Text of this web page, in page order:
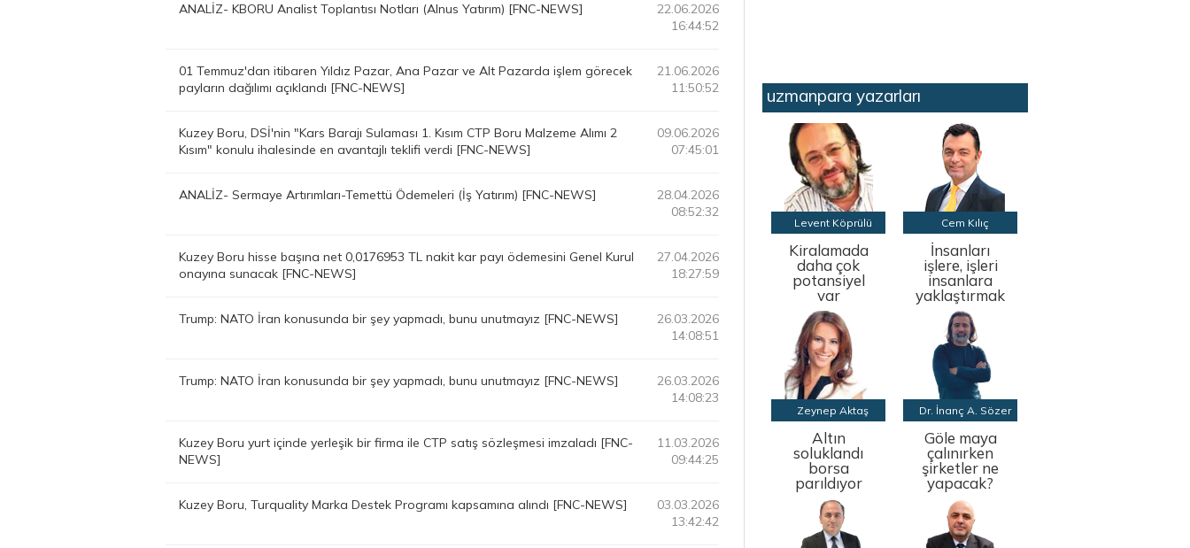
22.06.2026
16:44:52
ANALİZ- KBORU Analist Toplantısı Notları (Alnus Yatırım) [FNC-NEWS]
21.06.2026
11:50:52
01 Temmuz'dan itibaren Yıldız Pazar, Ana Pazar ve Alt Pazarda işlem görecek
payların dağılımı açıklandı [FNC-NEWS]
09.06.2026
07:45:01
Kuzey Boru, DSİ'nin "Kars Barajı Sulaması 1. Kısım CTP Boru Malzeme Alımı 2
Kısım" konulu ihalesinde en avantajlı teklifi verdi [FNC-NEWS]
28.04.2026
08:52:32
ANALİZ- Sermaye Artırımları-Temettü Ödemeleri (İş Yatırım) [FNC-NEWS]
27.04.2026
18:27:59
Kuzey Boru hisse başına net 0,0176953 TL nakit kar payı ödemesini Genel Kurul
onayına sunacak [FNC-NEWS]
26.03.2026
14:08:51
Trump: NATO İran konusunda bir şey yapmadı, bunu unutmayız [FNC-NEWS]
26.03.2026
14:08:23
Trump: NATO İran konusunda bir şey yapmadı, bunu unutmayız [FNC-NEWS]
11.03.2026
09:44:25
Kuzey Boru yurt içinde yerleşik bir firma ile CTP satış sözleşmesi imzaladı [FNC-
NEWS]
03.03.2026
13:42:42
Kuzey Boru, Turquality Marka Destek Programı kapsamına alındı [FNC-NEWS]
uzmanpara yazarları
Levent Köprülü
Kiralamada
daha çok
potansiyel
var
Cem Kılıç
İnsanları
işlere, işleri
insanlara
yaklaştırmak
Zeynep Aktaş
Altın
soluklandı
borsa
parıldıyor
Dr. İnanç A. Sözer
Göle maya
çalınırken
şirketler ne
yapacak?